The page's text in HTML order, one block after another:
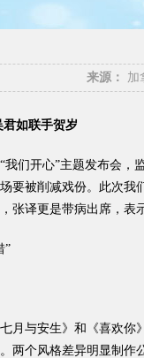
来源： 加
君如联手贺岁
开心”主题发布会，
要被削减戏份。此次
张译更是带病出席，
”
与安生》和《喜欢你
两个风格差异明显制作